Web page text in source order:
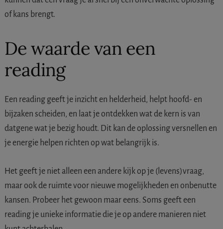
of kans brengt.
De waarde van een
reading
Een reading geeft je inzicht en helderheid, helpt hoofd- en
bijzaken scheiden, en laat je ontdekken wat de kern is van
datgene wat je bezig houdt. Dit kan de oplossing versnellen en
je energie helpen richten op wat belangrijk is.
Het geeft je niet alleen een andere kijk op je (levens)vraag,
maar ook de ruimte voor nieuwe mogelijkheden en onbenutte
kansen. Probeer het gewoon maar eens. Soms geeft een
reading je unieke informatie die je op andere manieren niet